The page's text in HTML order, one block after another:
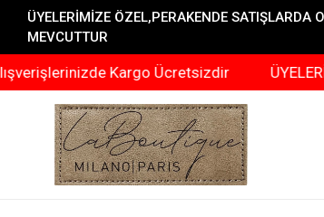
ÜYELERİMİZE ÖZEL,PERAKENDE
MEVCUTTUR
Kargo Ücretsizdir ÜYELERİMİZE